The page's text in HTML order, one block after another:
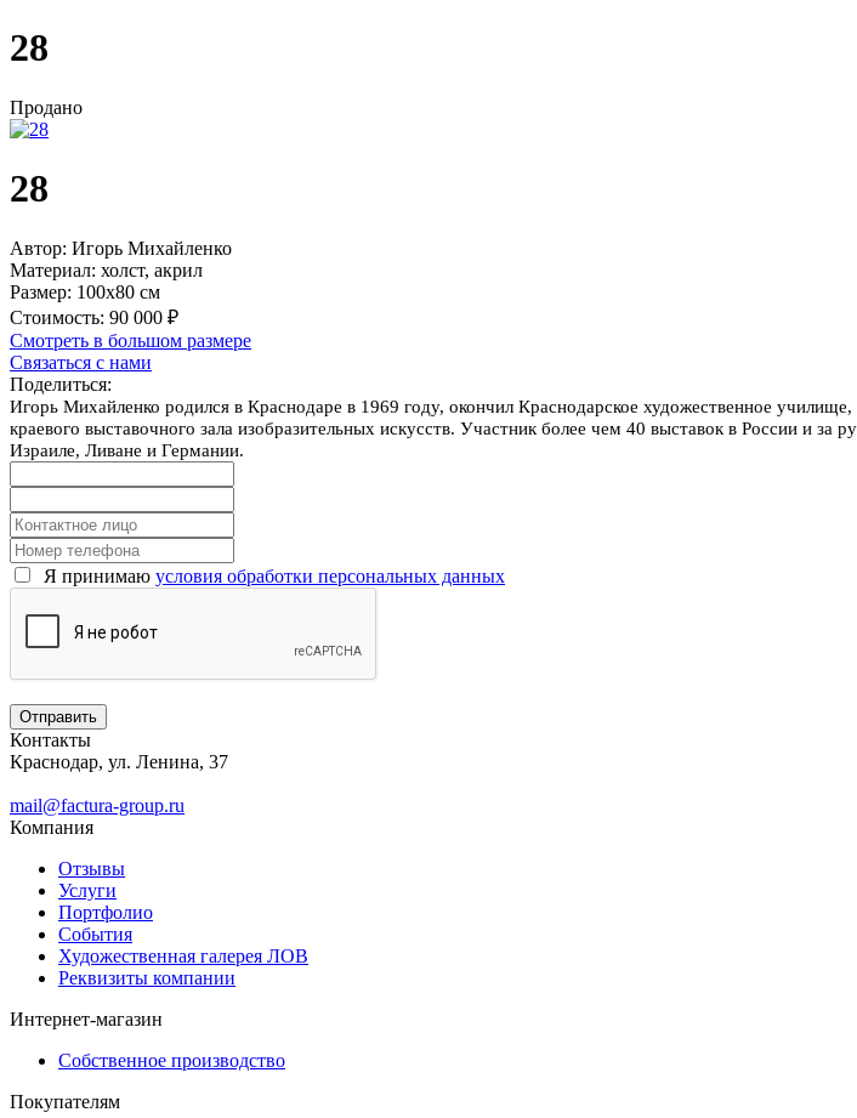
28
Продано
28
Автор: Игорь Михайленко
Материал: холст, акрил
Размер: 100х80 см
Стоимость: 90 000 ₽
Смотреть в большом размере
Связаться с нами
Поделиться:
Игорь Михайленко родился в Краснодаре в 1969 году, окончил Краснодарское художественное
краевого выставочного зала изобразительных искусств. Участник более чем 40 выставок в России и
Израиле, Ливане и Германии.
Я принимаю условия обработки персональных данных
Контакты
Краснодар, ул. Ленина, 37
mail@factura-group.ru
Компания
Отзывы
Услуги
Портфолио
События
Художественная галерея ЛОВ
Реквизиты компании
Интернет-магазин
Собственное производство
Покупателям